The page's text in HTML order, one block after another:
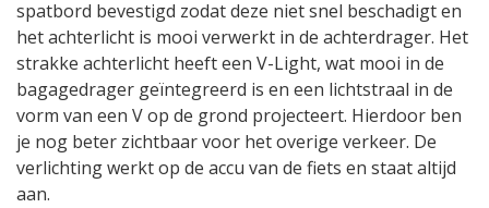
spatbord bevestigd zodat deze niet snel beschadigt en
het achterlicht is mooi verwerkt in de achterdrager. Het
strakke achterlicht heeft een V-Light, wat mooi in de
bagagedrager geïntegreerd is en een lichtstraal in de
vorm van een V op de grond projecteert. Hierdoor ben
je nog beter zichtbaar voor het overige verkeer. De
verlichting werkt op de accu van de fiets en staat altijd
aan.